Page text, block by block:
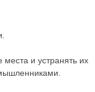
и устранять их